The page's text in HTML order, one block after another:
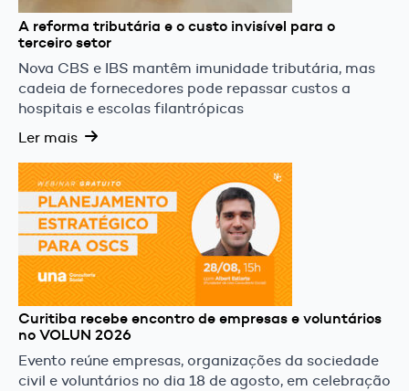
A reforma tributária e o custo invisível para o
terceiro setor
Nova CBS e IBS mantêm imunidade tributária, mas
cadeia de fornecedores pode repassar custos a
hospitais e escolas filantrópicas
Ler mais
Curitiba recebe encontro de empresas e voluntários
no VOLUN 2026
Evento reúne empresas, organizações da sociedade
civil e voluntários no dia 18 de agosto, em celebração